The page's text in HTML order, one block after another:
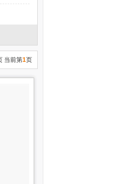
当前第1页